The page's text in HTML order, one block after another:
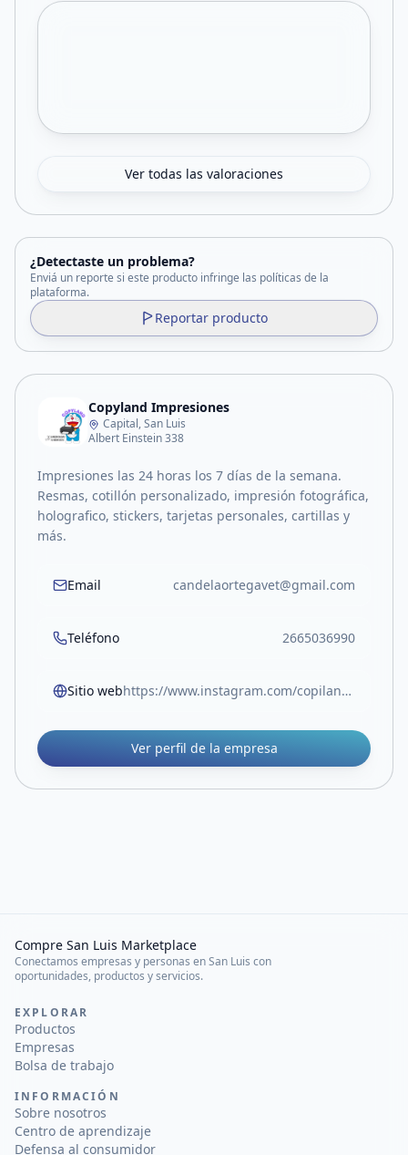
Ver todas las valoraciones
¿Detectaste un problema?
Enviá un reporte si este producto infringe las políticas de la
plataforma.
Reportar producto
Copyland Impresiones
Capital, San Luis
Albert Einstein 338
Impresiones las 24 horas los 7 días de la semana.
Resmas, cotillón personalizado, impresión fotográfica,
holografico, stickers, tarjetas personales, cartillas y
más.
Email candelaortegavet@gmail.com
Teléfono 2665036990
Sitio web https://www.instagram.com/copiland.impresiones?igsh=bGVnNTE2dXZubnRr&utm_source=qr
Ver perfil de la empresa
Compre San Luis Marketplace
Conectamos empresas y personas en San Luis con
oportunidades, productos y servicios.
EXPLORAR
Productos
Empresas
Bolsa de trabajo
INFORMACIÓN
Sobre nosotros
Centro de aprendizaje
Defensa al consumidor